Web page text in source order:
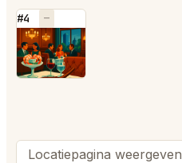
#4 —
⭐
Locatiepagina weergeven